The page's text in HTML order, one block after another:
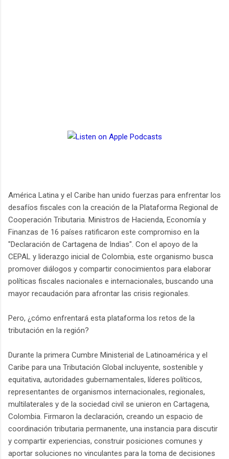
América Latina y el Caribe han unido fuerzas para enfrentar los
desafíos fiscales con la creación de la Plataforma Regional de
Cooperación Tributaria. Ministros de Hacienda, Economía y
Finanzas de 16 países ratificaron este compromiso en la
"Declaración de Cartagena de Indias". Con el apoyo de la
CEPAL y liderazgo inicial de Colombia, este organismo busca
promover diálogos y compartir conocimientos para elaborar
políticas fiscales nacionales e internacionales, buscando una
mayor recaudación para afrontar las crisis regionales.
Pero, ¿cómo enfrentará esta plataforma los retos de la
tributación en la región?
Durante la primera Cumbre Ministerial de Latinoamérica y el
Caribe para una Tributación Global incluyente, sostenible y
equitativa, autoridades gubernamentales, líderes políticos,
representantes de organismos internacionales, regionales,
multilaterales y de la sociedad civil se unieron en Cartagena,
Colombia. Firmaron la declaración, creando un espacio de
coordinación tributaria permanente, una instancia para discutir
y compartir experiencias, construir posiciones comunes y
aportar soluciones no vinculantes para la toma de decisiones